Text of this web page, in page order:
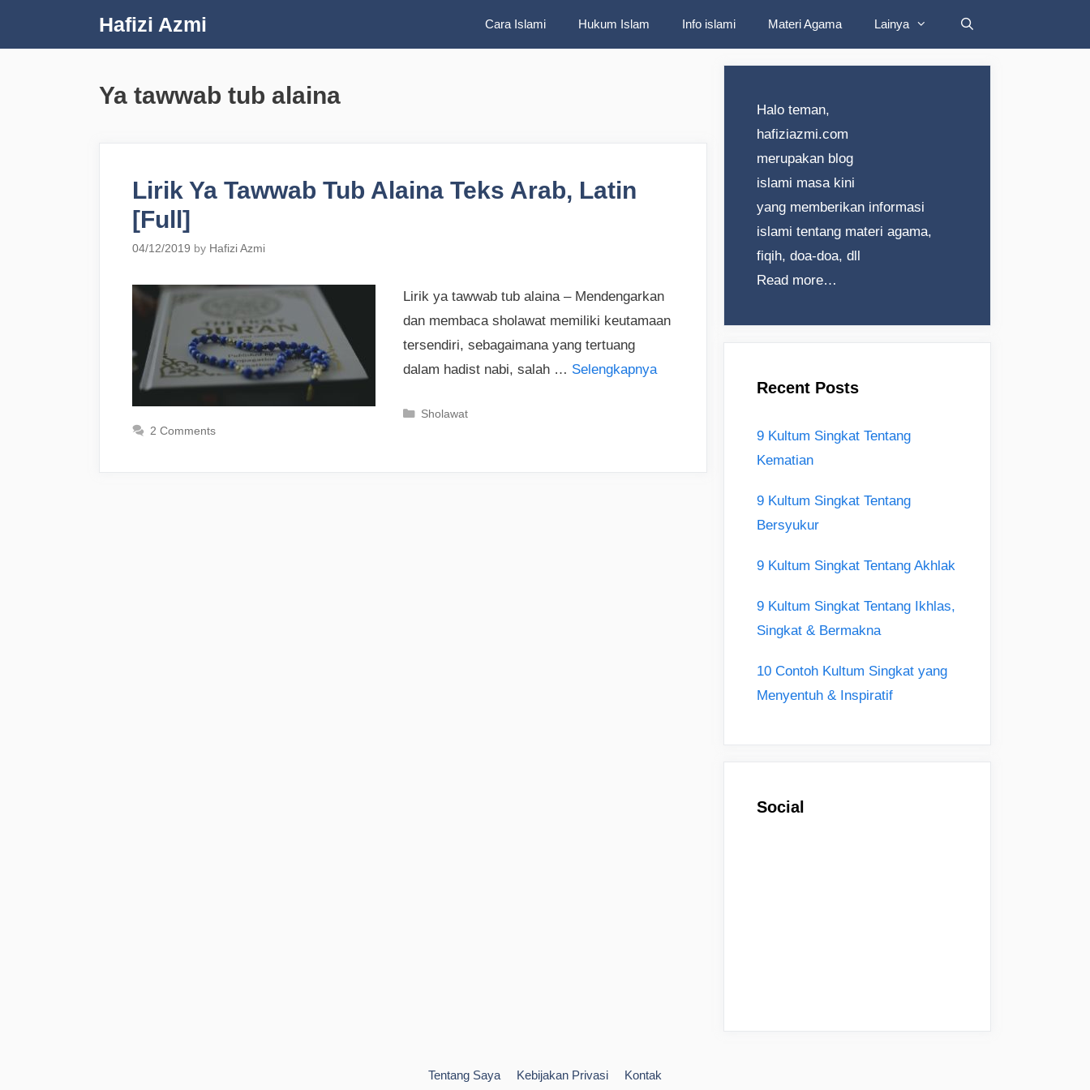
Hafizi Azmi Cara Islami Hukum Islam Info islami Materi Agama Lainya
Ya tawwab tub alaina
Lirik Ya Tawwab Tub Alaina Teks Arab, Latin
[Full]
04/12/2019 by Hafizi Azmi
Lirik ya tawwab tub alaina – Mendengarkan
dan membaca sholawat memiliki keutamaan
tersendiri, sebagaimana yang tertuang
dalam hadist nabi, salah … Selengkapnya
Categories
Sholawat
2 Comments
Halo teman,
hafiziazmi.com
merupakan blog
islami masa kini
yang memberikan informasi
islami tentang materi agama,
fiqih, doa-doa, dll
Read more…
Recent Posts
9 Kultum Singkat Tentang
Kematian
9 Kultum Singkat Tentang
Bersyukur
9 Kultum Singkat Tentang Akhlak
9 Kultum Singkat Tentang Ikhlas,
Singkat & Bermakna
10 Contoh Kultum Singkat yang
Menyentuh & Inspiratif
Social
Tentang Saya Kebijakan Privasi Kontak